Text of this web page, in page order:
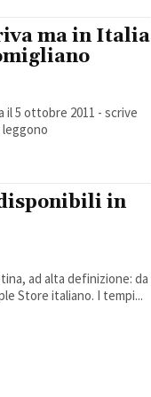
ma in Italia
il 5 ottobre 2011 - scrive
leggono
in
ad alta definizione: da
Store italiano. I tempi...